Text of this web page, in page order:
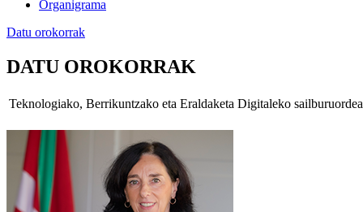
Organigrama
Datu orokorrak
DATU OROKORRAK
Teknologiako, Berrikuntzako eta Eraldaketa Digitaleko